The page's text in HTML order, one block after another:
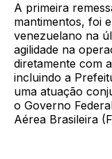
A primeira
mantimentos, foi
venezuelano na
agilidade na
diretamente com
incluindo a
uma atuação
o Governo
Aérea Brasileira